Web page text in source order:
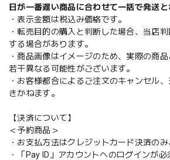
日が一番遅い商品に合わせて一括で発送と
・表示金額は税込み価格です。
・転売目的の購入と判断した場合、当店
する場合があります。
・商品画像はイメージのため、実際の商
若干異なる可能性がございます。
・お客様都合によるご注文のキャンセル
きかねます。
【決済について】
＜予約商品＞
・お支払方法はクレジットカード決済のみ
・「Pay ID」アカウントへのログインが必